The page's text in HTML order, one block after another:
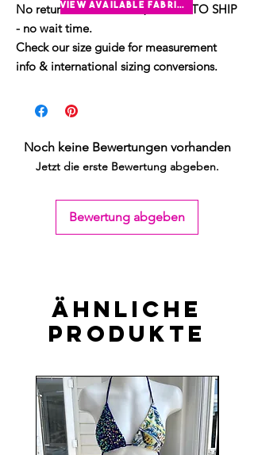
No returns on sale items, READY TO SHIP
- no wait time.
Check our size guide for measurement
info & international sizing conversions.
Noch keine Bewertungen vorhanden
Jetzt die erste Bewertung abgeben.
Bewertung abgeben
view available fabrics
Ähnliche
Produkte